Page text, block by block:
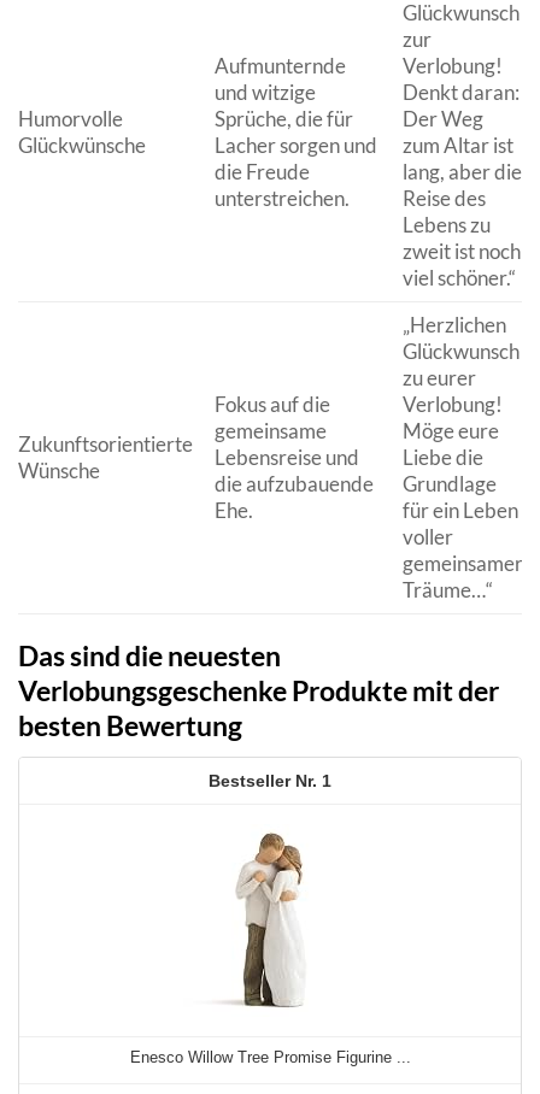
Humorvolle
Glückwünsche
Aufmunternde
und witzige
Sprüche, die für
Lacher sorgen und
die Freude
unterstreichen.
Glückwunsch
zur
Verlobung!
Denkt daran:
Der Weg
zum Altar ist
lang, aber die
Reise des
Lebens zu
zweit ist noch
viel schöner.“
Zukunftsorientierte
Wünsche
Fokus auf die
gemeinsame
Lebensreise und
die aufzubauende
Ehe.
„Herzlichen
Glückwunsch
zu eurer
Verlobung!
Möge eure
Liebe die
Grundlage
für ein Leben
voller
gemeinsamer
Träume…“
Das sind die neuesten
Verlobungsgeschenke Produkte mit der
besten Bewertung
1
Enesco Willow Tree Promise Figurine ...